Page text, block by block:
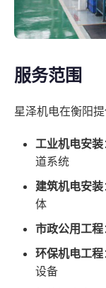
服务范围
星泽机电在衡阳
工业机电安装
道系统
建筑机电安装
体
市政公用工程
环保机电工程
设备